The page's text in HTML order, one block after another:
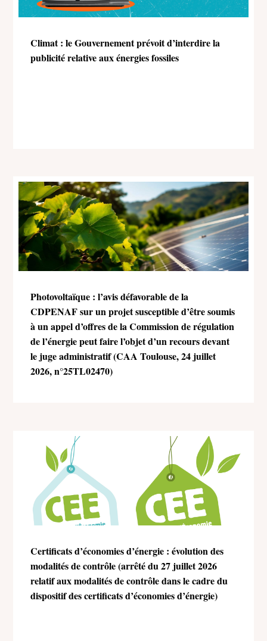
Climat : le Gouvernement prévoit d’interdire la
publicité relative aux énergies fossiles
Photovoltaïque : l’avis défavorable de la
CDPENAF sur un projet susceptible d’être soumis
à un appel d’offres de la Commission de régulation
de l’énergie peut faire l’objet d’un recours devant
le juge administratif (CAA Toulouse, 24 juillet
2026, n°25TL02470)
Certificats d’économies d’énergie : évolution des
modalités de contrôle (arrêté du 27 juillet 2026
relatif aux modalités de contrôle dans le cadre du
dispositif des certificats d’économies d’énergie)